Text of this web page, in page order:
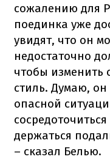
сожалению для
поединка уже
увидят, что он
недостаточно
чтобы изменить
стиль. Думаю, он
опасной
держаться
– сказал Белью.